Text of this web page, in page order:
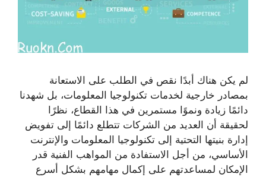
لم يكن هناك أبدًا نقص في الطلب على الاستعانة
بمصادر خارجية لخدمات تكنولوجيا المعلومات، بل شهدنا
دائمًا زيادة ونموًا مستمرين في هذا القطاع، نظرًا
لحقيقة أن العديد من الشركات تتطلع دائمًا إلى تفويض
إدارة بنيتها التحتية إلى تكنولوجيا المعلومات والإنترنت
الأساسي، من أجل الاستفادة من المواهب الفنية قدر
الإمكان لمساعدتهم على إكمال مهامهم بشكل أسرع